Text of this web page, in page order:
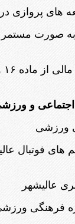
های پروازی در
صورت مستمر
اجتماعی و
ورزشی
های فوتبال
عالیشهر
فرهنگی